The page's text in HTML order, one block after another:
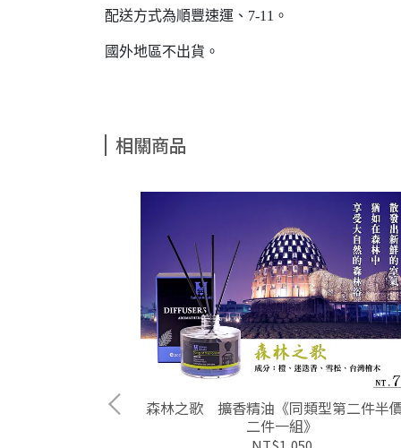
配送方式為順豐速運、7-11。
國外地區不出貨。
相關商品
森林之歌 擴香精油《同類型第二件半
二件一組》